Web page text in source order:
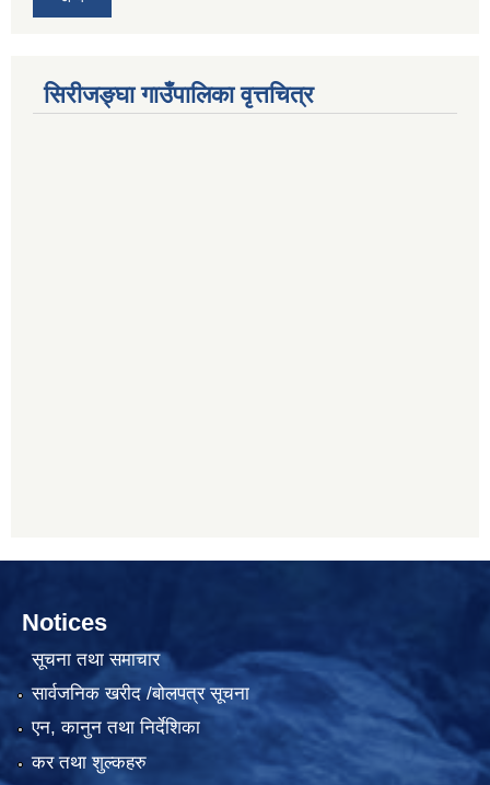
सिरीजङ्घा गाउँपालिका वृत्तचित्र
Notices
सूचना तथा समाचार
सार्वजनिक खरीद /बोलपत्र सूचना
एन, कानुन तथा निर्देशिका
कर तथा शुल्कहरु